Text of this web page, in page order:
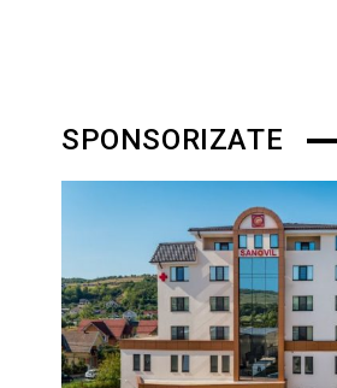
SPONSORIZATE